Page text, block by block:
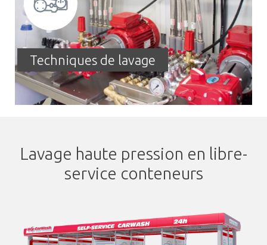
Techniques de lavage
Lavage haute pression en libre-
service conteneurs